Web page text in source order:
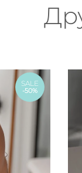
SALE
-50%